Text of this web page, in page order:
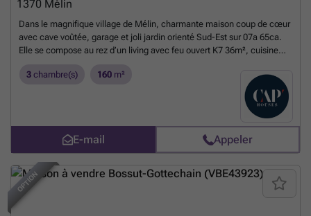
1370 Mélin
Dans le magnifique village de Mélin, charmante maison coup de cœur
avec cave voûtée, garage et joli jardin orienté Sud-Est sur 07a 65ca.
Elle se compose au rez d’un living avec feu ouvert K7 36m², cuisine
de douche. L’étage dispose d’un hall, 2 chambres et salle de bains, le
second dispose d’une chambre mansardée de 36m². Bon niveau de
confort et d’équipements : chauffage central mazout, châssis PVC
double vitrage, panneaux photovoltaïques, … Obligation locative à
respecter. Chouette maison à visiter sans tarder !En savoir plus ?
3 chambre(s) 160 m²
E-mail Appeler
OPTION